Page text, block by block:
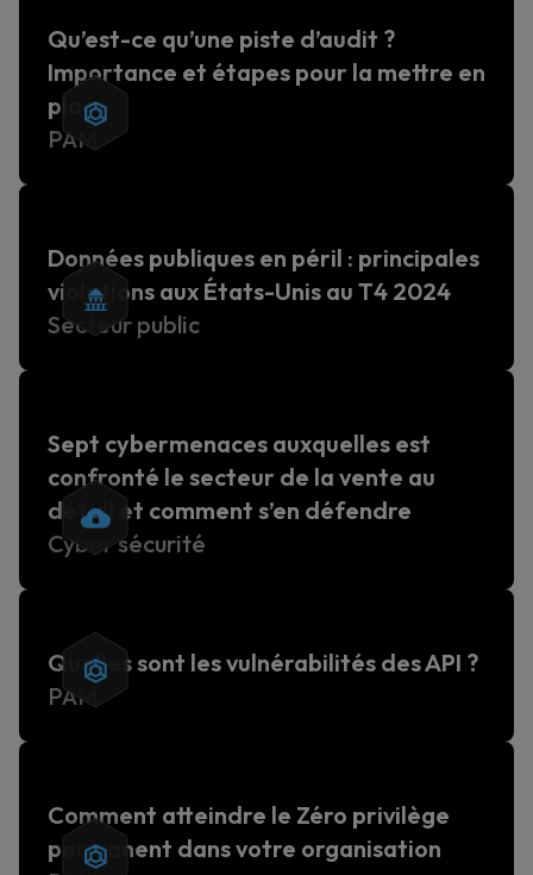
Qu’est-ce qu’une piste d’audit ?
Importance et étapes pour la mettre en
place
PAM
Données publiques en péril : principales
violations aux États-Unis au T4 2024
Secteur public
Sept cybermenaces auxquelles est
confronté le secteur de la vente au
détail et comment s’en défendre
Cyber sécurité
Quelles sont les vulnérabilités des API ?
PAM
Comment atteindre le Zéro privilège
permanent dans votre organisation